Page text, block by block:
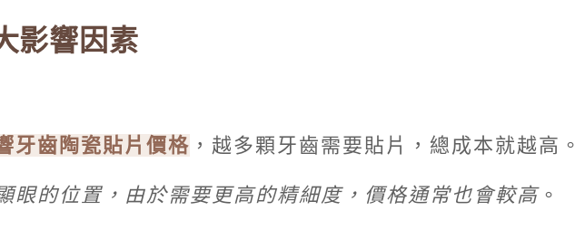
影響因素
牙齒陶瓷貼片價格 ，越多顆牙齒需要貼片，總成本就越高。
眼的位置，由於需要更高的精細度，價格通常也會較高。